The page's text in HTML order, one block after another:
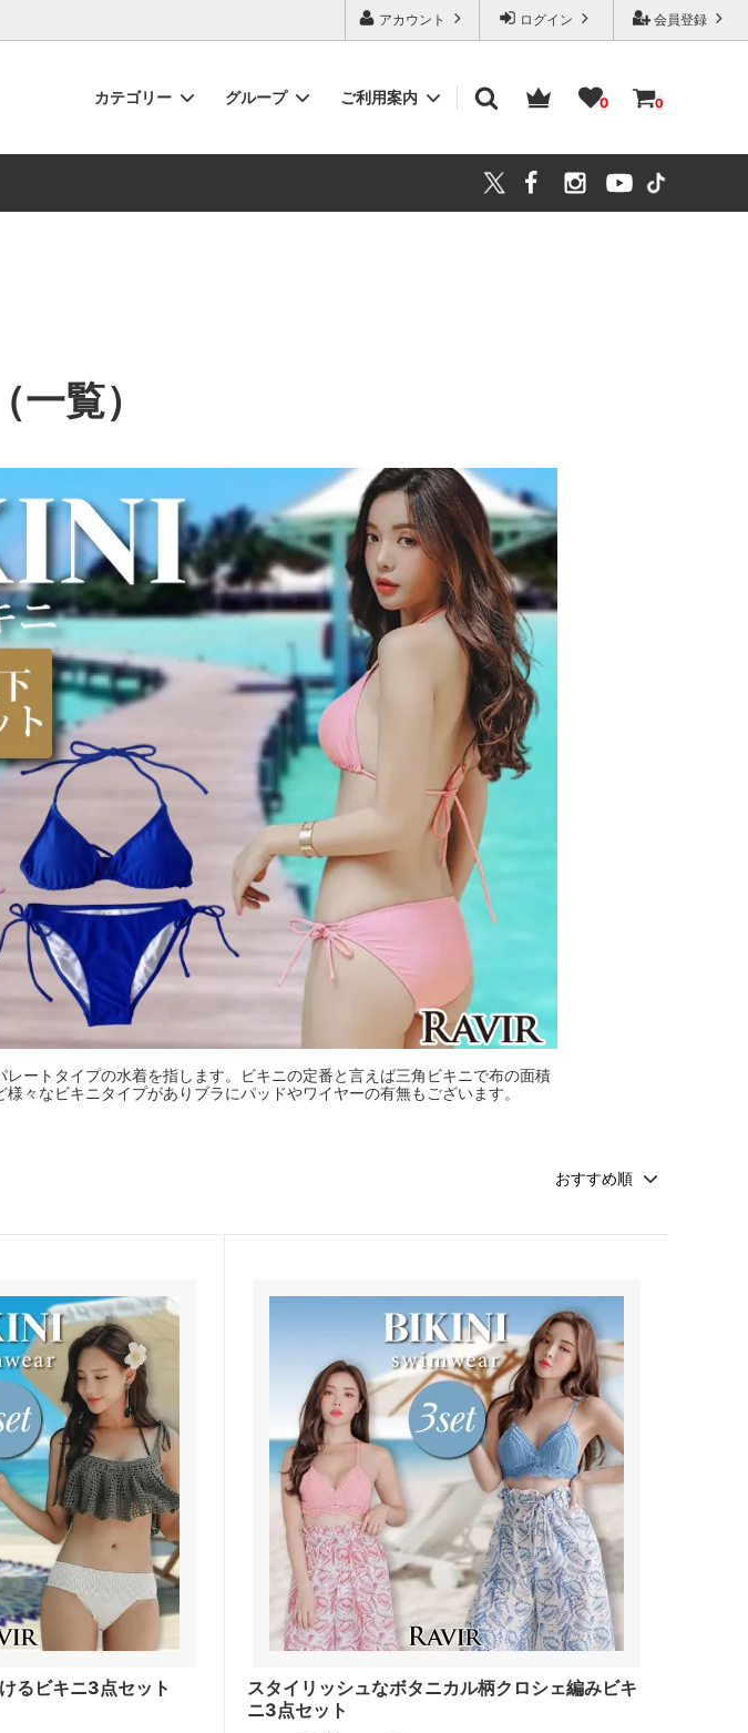
会員登録
ログイン
アカウント
0
0
カテゴリー
フィットネス キッズ・スクール
グループ
大きいサイズ(LL～)
ご利用案内
一覧）
ートタイプの水着を指します。ビキニの定番と言えば三角ビキニで布の面積
々なビキニタイプがありブラにパッドやワイヤーの有無もございます。
るビキニ3点セット
スタイリッシュなボタニカル柄クロシェ編みビキ
ニ3点セット